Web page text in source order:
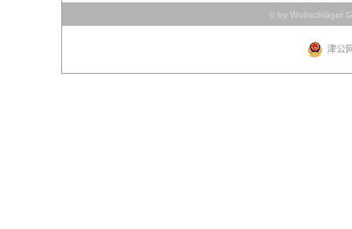
© by Wollschläger
津公